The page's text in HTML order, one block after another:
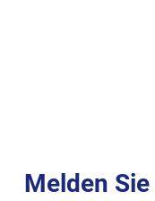
Melden